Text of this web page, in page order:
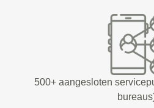
500+ aangesloten